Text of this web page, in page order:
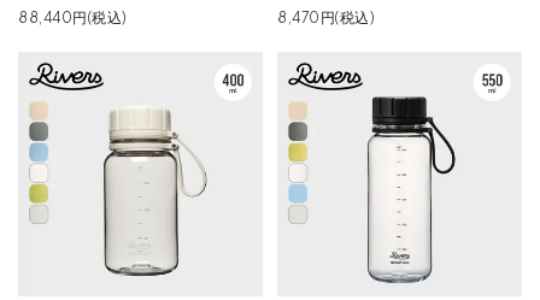
88,440円(税込)
8,470円(税込)